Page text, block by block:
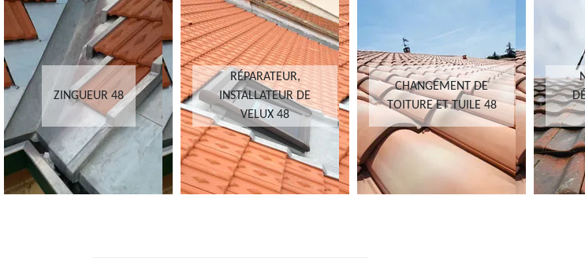
ZINGUEUR 48
RÉPARATEUR,
INSTALLATEUR DE
VELUX 48
CHANGEMENT DE
TOITURE ET TUILE 48